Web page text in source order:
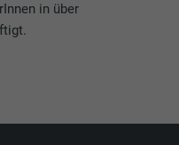
in über